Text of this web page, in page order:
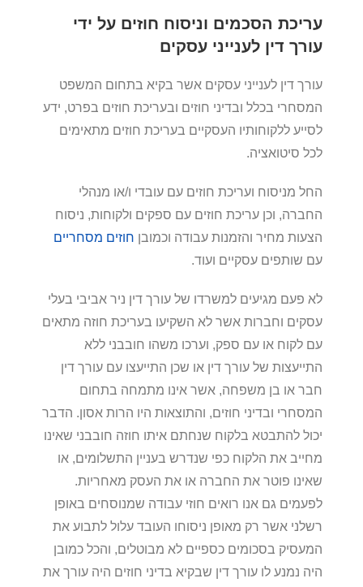
עריכת הסכמים וניסוח חוזים על ידי
עורך דין לענייני עסקים
עורך דין לענייני עסקים אשר בקיא בתחום המשפט
המסחרי בכלל ובדיני חוזים ובעריכת חוזים בפרט, ידע
לסייע ללקוחותיו העסקיים בעריכת חוזים מתאימים
לכל סיטואציה.
החל מניסוח ועריכת חוזים עם עובדי ו/או מנהלי
החברה, וכן עריכת חוזים עם ספקים ולקוחות, ניסוח
הצעות מחיר והזמנות עבודה וכמובן חוזים מסחריים
עם שותפים עסקיים ועוד.
לא פעם מגיעים למשרדו של עורך דין ניר אביבי בעלי
עסקים וחברות אשר לא השקיעו בעריכת חוזה מתאים
עם לקוח או עם ספק, וערכו משהו חובבני ללא
התייעצות של עורך דין או שכן התייעצו עם עורך דין
חבר או בן משפחה, אשר אינו מתמחה בתחום
המסחרי ובדיני חוזים, והתוצאות היו הרות אסון. הדבר
יכול להתבטא בלקוח שנחתם איתו חוזה חובבני שאינו
מחייב את הלקוח כפי שנדרש בעניין התשלומים, או
שאינו פוטר את החברה או את העסק מאחריות.
לפעמים גם אנו רואים חוזי עבודה שמנוסחים באופן
רשלני אשר רק מאופן ניסוחו העובד עלול לתבוע את
המעסיק בסכומים כספיים לא מבוטלים, והכל כמובן
היה נמנע לו עורך דין שבקיא בדיני חוזים היה עורך את